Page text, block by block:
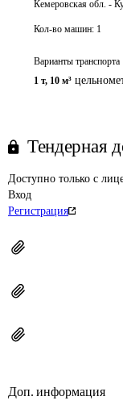
Кемеровская обл. -
Кол-во машин: 1
Варианты транспорта
1 т, 10 м³
Тендерная
Доступно только с
Вход
Регистрация
Доп. информация